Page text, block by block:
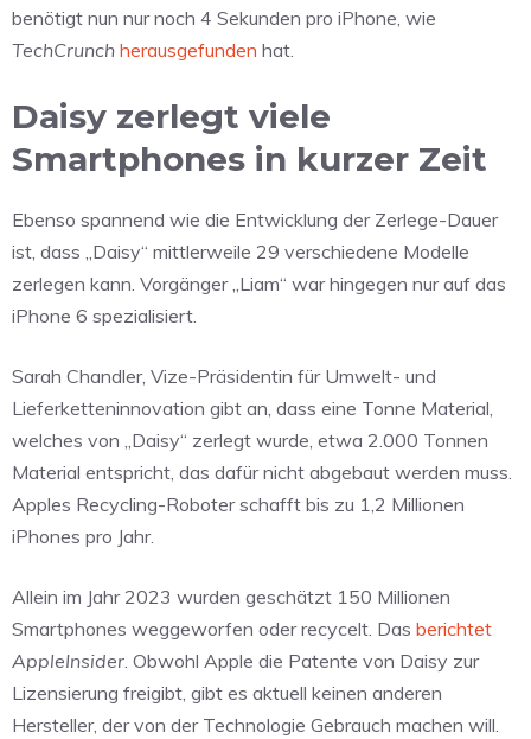
benötigt nun nur noch 4 Sekunden pro iPhone, wie
TechCrunch herausgefunden hat.
Daisy zerlegt viele
Smartphones in kurzer Zeit
Ebenso spannend wie die Entwicklung der Zerlege-Dauer
ist, dass „Daisy“ mittlerweile 29 verschiedene Modelle
zerlegen kann. Vorgänger „Liam“ war hingegen nur auf das
iPhone 6 spezialisiert.
Sarah Chandler, Vize-Präsidentin für Umwelt- und
Lieferketteninnovation gibt an, dass eine Tonne Material,
welches von „Daisy“ zerlegt wurde, etwa 2.000 Tonnen
Material entspricht, das dafür nicht abgebaut werden muss.
Apples Recycling-Roboter schafft bis zu 1,2 Millionen
iPhones pro Jahr.
Allein im Jahr 2023 wurden geschätzt 150 Millionen
Smartphones weggeworfen oder recycelt. Das berichtet
AppleInsider. Obwohl Apple die Patente von Daisy zur
Lizensierung freigibt, gibt es aktuell keinen anderen
Hersteller, der von der Technologie Gebrauch machen will.